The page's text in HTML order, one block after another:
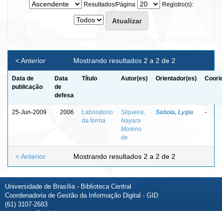
Resultados/Página
Registro(s):
Mostrando resultados 2 a 2 de 2
< Anterior
Data de
publicação
Data
de
defesa
Título Autor(es) Orientador(es)
25-Jun-2009 2006
Laboratório
da forma
Siqueira,
Nayara
Moreno
de
Saboia, Lygia -
Mostrando resultados 2 a 2 de 2
< Anterior
Universidade de Brasília - Biblioteca Central
Coordenadoria de Gestão da Informação Digital - GID
(61) 3107-2683